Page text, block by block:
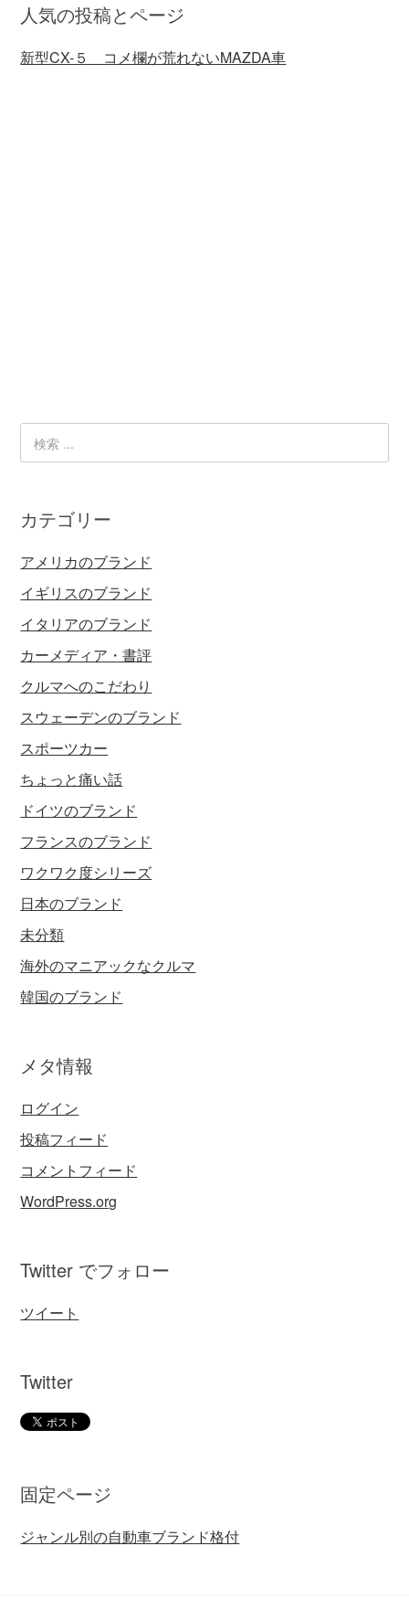
人気の投稿とページ
新型CX-５ コメ欄が荒れないMAZDA車
カテゴリー
アメリカのブランド
イギリスのブランド
イタリアのブランド
カーメディア・書評
クルマへのこだわり
スウェーデンのブランド
スポーツカー
ちょっと痛い話
ドイツのブランド
フランスのブランド
ワクワク度シリーズ
日本のブランド
未分類
海外のマニアックなクルマ
韓国のブランド
メタ情報
ログイン
投稿フィード
コメントフィード
WordPress.org
Twitter でフォロー
ツイート
Twitter
固定ページ
ジャンル別の自動車ブランド格付